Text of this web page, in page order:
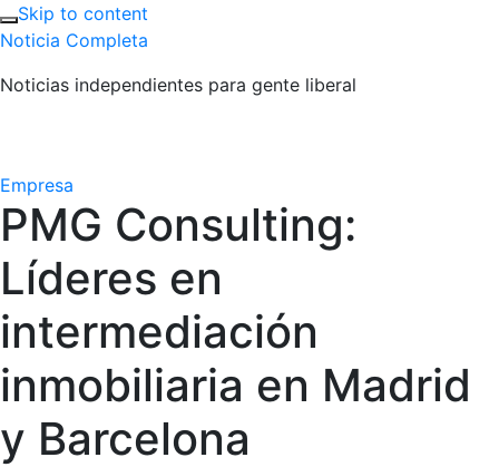
Skip to content
Noticia Completa
Noticias independientes para gente liberal
Empresa
PMG Consulting:
Líderes en
intermediación
inmobiliaria en Madrid
y Barcelona